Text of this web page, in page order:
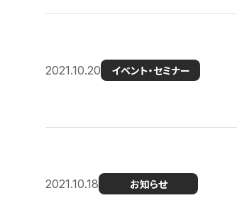
2021.10.20 イベント・セミナー
2021.10.18 お知らせ